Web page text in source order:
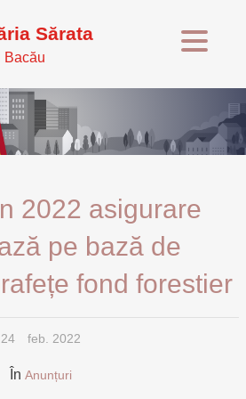
Sărata
Bacău
2022 asigurare
pe bază de
fond forestier
24 feb. 2022
În Anunțuri